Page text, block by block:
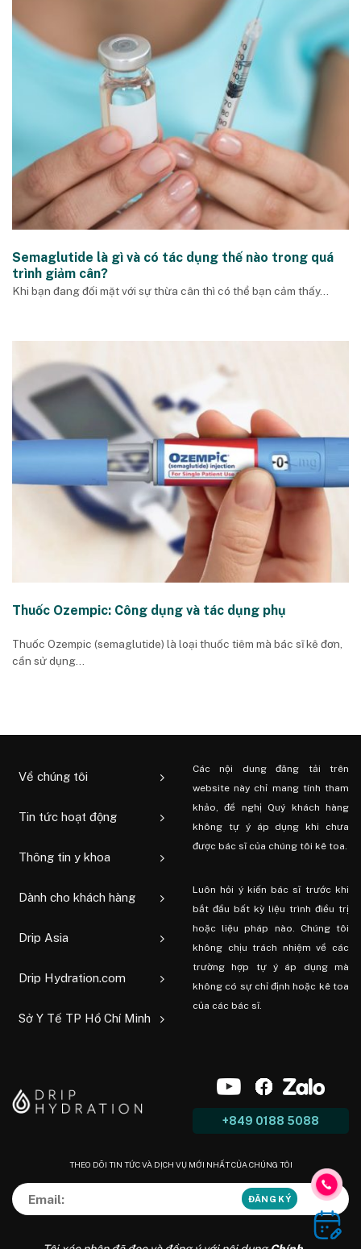
Semaglutide là gì và có tác dụng thế nào trong quá
trình giảm cân?
Khi bạn đang đối mặt với sự thừa cân thì có thể bạn cảm thấy...
Thuốc Ozempic: Công dụng và tác dụng phụ
Thuốc Ozempic (semaglutide) là loại thuốc tiêm mà bác sĩ kê đơn,
cần sử dụng...
Về chúng tôi
Tin tức hoạt động
Thông tin y khoa
Dành cho khách hàng
Drip Asia
Drip Hydration.com
Sở Y Tế TP Hồ Chí Minh
Các nội dung đăng tải trên
website này chỉ mang tính tham
khảo, đề nghị Quý khách hàng
không tự ý áp dụng khi chưa
được bác sĩ của chúng tôi kê toa.
Luôn hỏi ý kiến ​​bác sĩ trước khi
bắt đầu bất kỳ liệu trình điều trị
hoặc liệu pháp nào. Chúng tôi
không chịu trách nhiệm về các
trường hợp tự ý áp dụng mà
không có sự chỉ định hoặc kê toa
của các bác sĩ.
+849 0188 5088
THEO DÕI TIN TỨC VÀ DỊCH VỤ MỚI NHẤT CỦA CHÚNG TÔI